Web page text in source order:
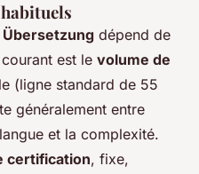
dépend de
est le volume de
(ligne standard de 55
généralement entre
et la complexité.
certification, fixe,